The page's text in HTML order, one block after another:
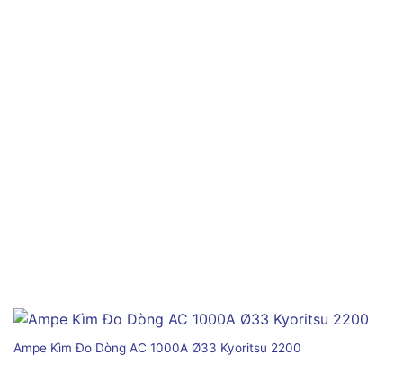
Ampe Kìm Đo Dòng AC 1000A Ø33 Kyoritsu 2200